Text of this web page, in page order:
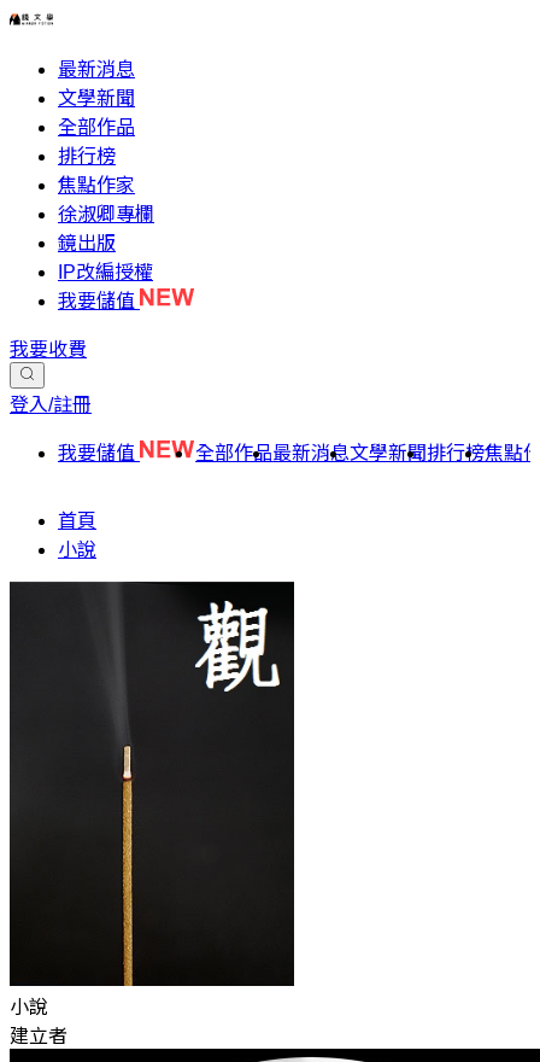
最新消息
文學新聞
全部作品
排行榜
焦點作家
徐淑卿專欄
鏡出版
IP改編授權
我要儲值
我要收費
登入/註冊
我要儲值 全部作品最新消息文學新聞排行榜焦點
首頁
小說
小說
建立者